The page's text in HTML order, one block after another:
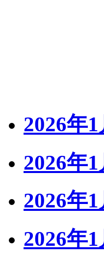
2026年
2026年
2026年
2026年